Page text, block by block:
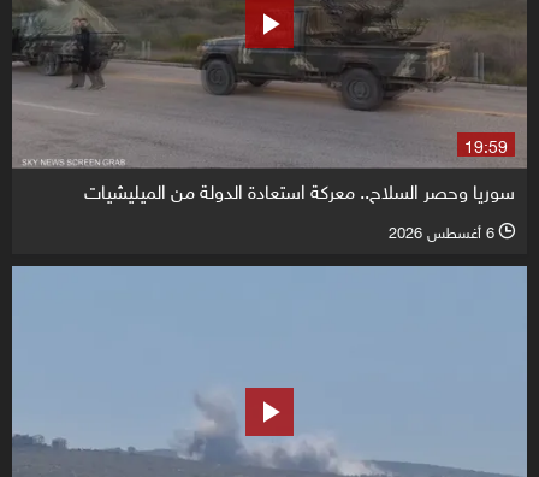
19:59
سوريا وحصر السلاح.. معركة استعادة الدولة من الميليشيات
l 6 أغسطس 2026